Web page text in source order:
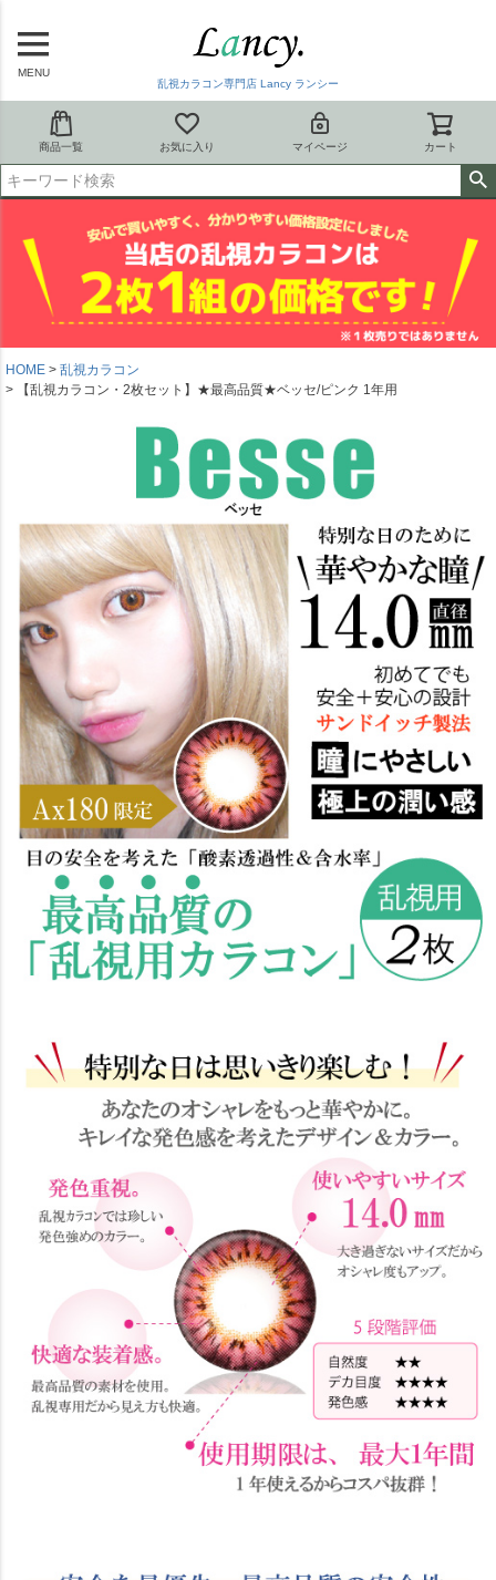
MENU
乱視カラコン専門店 Lancy ランシー
商品一覧 お気に入り マイページ カート
HOME
乱視カラコン
【乱視カラコン・2枚セット】★最高品質★ベッセ/ピンク 1年用